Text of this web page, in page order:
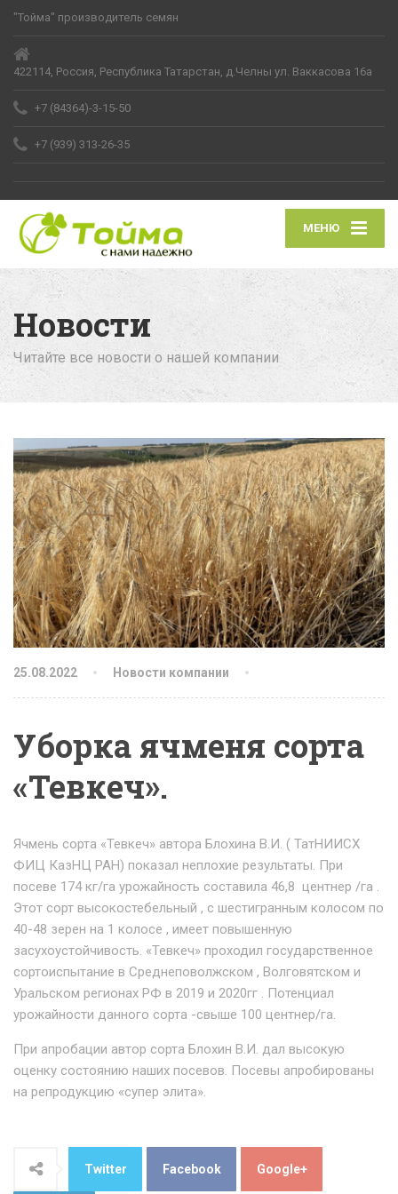
"Тойма" производитель семян
422114, Россия, Республика Татарстан, д.Челны ул. Ваккасова 16а
+7 (84364)-3-15-50
+7 (939) 313-26-35
МЕНЮ
Новости
Читайте все новости о нашей компании
25.08.2022 Новости компании
Уборка ячменя сорта
«Тевкеч».
Ячмень сорта «Тевкеч» автора Блохина В.И. ( ТатНИИСХ
ФИЦ КазНЦ РАН) показал неплохие результаты. При
посеве 174 кг/га урожайность составила 46,8 центнер /га .
Этот сорт высокостебельный , с шестигранным колосом по
40-48 зерен на 1 колосе , имеет повышенную
засухоустойчивость. «Тевкеч» проходил государственное
сортоиспытание в Среднеповолжском , Волговятском и
Уральском регионах РФ в 2019 и 2020гг . Потенциал
урожайности данного сорта -свыше 100 центнер/га.
При апробации автор сорта Блохин В.И. дал высокую
оценку состоянию наших посевов. Посевы апробированы
на репродукцию «супер элита».
Twitter Facebook Google+